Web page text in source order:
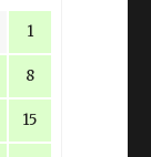
1
8
15